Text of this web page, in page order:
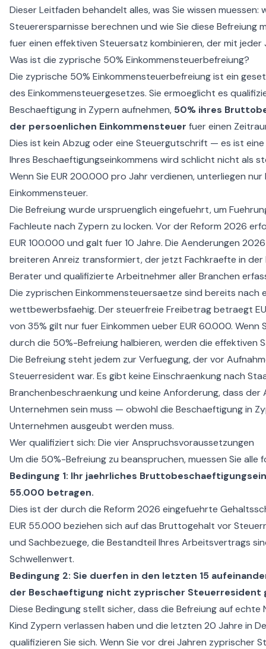
Dieser Leitfaden behandelt alles, was Sie wissen muessen:
Steuerersparnisse berechnen und wie Sie diese Befreiung
fuer einen effektiven Steuersatz kombinieren, der mit
Was ist die zyprische 50% Einkommensteuerbefreiung?
Die zyprische 50% Einkommensteuerbefreiung ist ein
des Einkommensteuergesetzes. Sie ermoeglicht es
Beschaeftigung in Zypern aufnehmen, 50% ihres
der persoenlichen Einkommensteuer fuer einen
Dies ist kein Abzug oder eine Steuergutschrift — es ist
Ihres Beschaeftigungseinkommens wird schlicht nicht als
Wenn Sie EUR 200.000 pro Jahr verdienen, unterliegen
Einkommensteuer.
Die Befreiung wurde urspruenglich eingefuehrt, um
Fachleute nach Zypern zu locken. Vor der Reform 2026
EUR 100.000 und galt fuer 10 Jahre. Die Aenderungen
breiteren Anreiz transformiert, der jetzt Fachkraefte in der
Berater und qualifizierte Arbeitnehmer aller Branchen
Die zyprischen Einkommensteuersaetze sind bereits nach
wettbewerbsfaehig. Der steuerfreie Freibetrag betraegt
von 35% gilt nur fuer Einkommen ueber EUR 60.000.
durch die 50%-Befreiung halbieren, werden die effektiven
Die Befreiung steht jedem zur Verfuegung, der vor
Steuerresident war. Es gibt keine Einschraenkung nach
Branchenbeschraenkung und keine Anforderung, dass
Unternehmen sein muss — obwohl die Beschaeftigung in
Unternehmen ausgeubt werden muss.
Wer qualifiziert sich: Die vier Anspruchsvoraussetzungen
Um die 50%-Befreiung zu beanspruchen, muessen Sie alle
Bedingung 1: Ihr jaehrliches
55.000 betragen.
Dies ist der durch die Reform 2026 eingefuehrte
EUR 55.000 beziehen sich auf das Bruttogehalt vor
und Sachbezuege, die Bestandteil Ihres Arbeitsvertrags
Schwellenwert.
Bedingung 2: Sie duerfen in den letzten 15
der Beschaeftigung nicht zyprischer Steuerresident
Diese Bedingung stellt sicher, dass die Befreiung auf echte
Kind Zypern verlassen haben und die letzten 20 Jahre in
qualifizieren Sie sich. Wenn Sie vor drei Jahren zyprischer